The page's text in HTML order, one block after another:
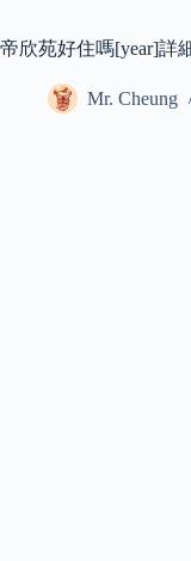
帝欣苑好住嗎[year]詳
Mr. Cheung